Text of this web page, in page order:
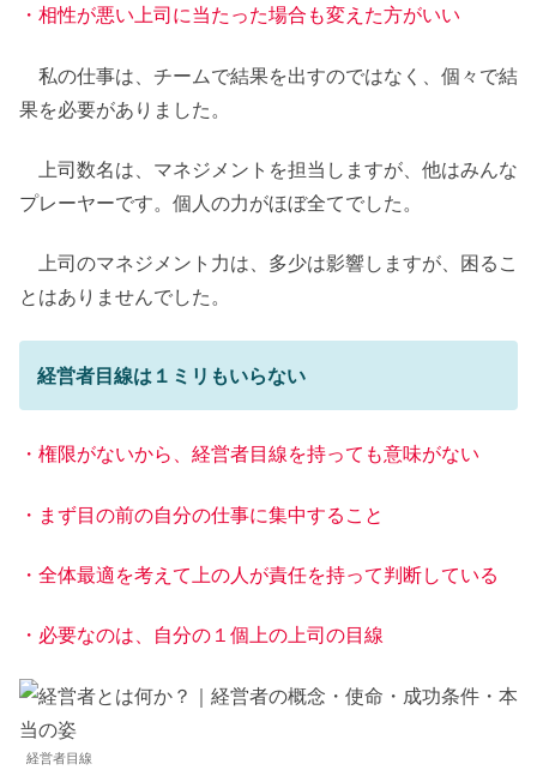
・相性が悪い上司に当たった場合も変えた方がいい
私の仕事は、チームで結果を出すのではなく、個々で結
果を必要がありました。
上司数名は、マネジメントを担当しますが、他はみんな
プレーヤーです。個人の力がほぼ全てでした。
上司のマネジメント力は、多少は影響しますが、困るこ
とはありませんでした。
経営者目線は１ミリもいらない
・権限がないから、経営者目線を持っても意味がない
・まず目の前の自分の仕事に集中すること
・全体最適を考えて上の人が責任を持って判断している
・必要なのは、自分の１個上の上司の目線
経営者目線